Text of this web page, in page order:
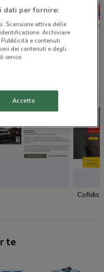
Caddy's
Cofidis
te
dati per fornire:
Scansione attiva delle
Archiviare
e contenuti
dei contenuti e degli
servizi.
Accetto